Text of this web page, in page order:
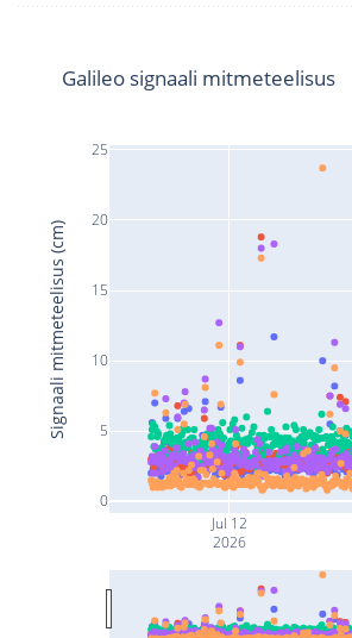
Jul 12
2026
0
5
10
15
20
25
Galileo signaali mitmeteelisus
Signaali mitmeteelisus (cm)